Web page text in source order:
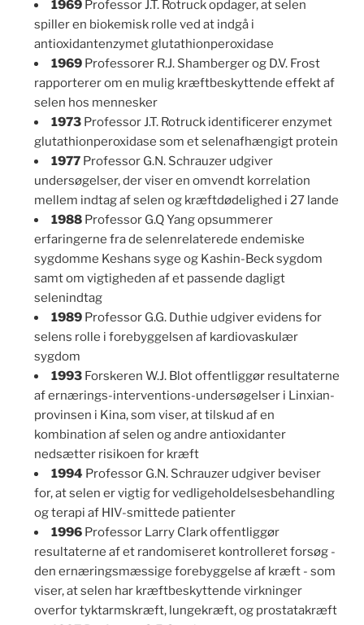
1969 Professor J.T. Rotruck opdager, at selen
spiller en biokemisk rolle ved at indgå i
antioxidantenzymet glutathionperoxidase
1969 Professorer R.J. Shamberger og D.V. Frost
rapporterer om en mulig kræftbeskyttende effekt af
selen hos mennesker
1973 Professor J.T. Rotruck identificerer enzymet
glutathionperoxidase som et selenafhængigt protein
1977 Professor G.N. Schrauzer udgiver
undersøgelser, der viser en omvendt korrelation
mellem indtag af selen og kræftdødelighed i 27 lande
1988 Professor G.Q Yang opsummerer
erfaringerne fra de selenrelaterede endemiske
sygdomme Keshans syge og Kashin-Beck sygdom
samt om vigtigheden af et passende dagligt
selenindtag
1989 Professor G.G. Duthie udgiver evidens for
selens rolle i forebyggelsen af kardiovaskulær
sygdom
1993 Forskeren W.J. Blot offentliggør resultaterne
af ernærings-interventions-undersøgelser i Linxian-
provinsen i Kina, som viser, at tilskud af en
kombination af selen og andre antioxidanter
nedsætter risikoen for kræft
1994 Professor G.N. Schrauzer udgiver beviser
for, at selen er vigtig for vedligeholdelsesbehandling
og terapi af HIV-smittede patienter
1996 Professor Larry Clark offentliggør
resultaterne af et randomiseret kontrolleret forsøg -
den ernæringsmæssige forebyggelse af kræft - som
viser, at selen har kræftbeskyttende virkninger
overfor tyktarmskræft, lungekræft, og prostatakræft